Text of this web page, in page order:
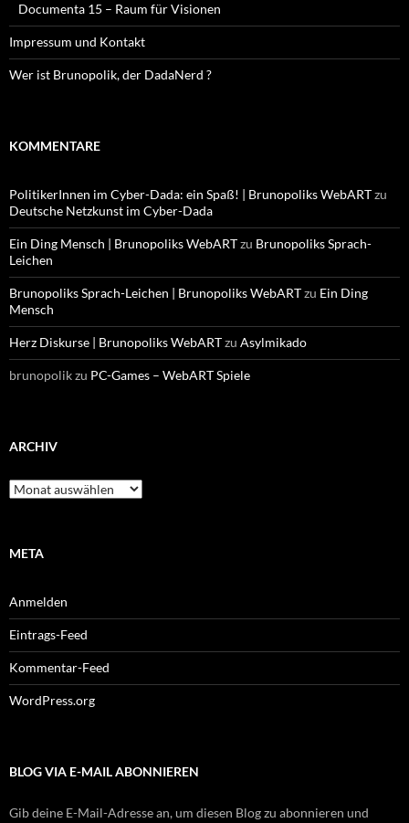
Documenta 15 – Raum für Visionen
Impressum und Kontakt
Wer ist Brunopolik, der DadaNerd ?
KOMMENTARE
PolitikerInnen im Cyber-Dada: ein Spaß! | Brunopoliks WebARTzu
Deutsche Netzkunst im Cyber-Dada
Ein Ding Mensch | Brunopoliks WebARTzu Brunopoliks Sprach-
Leichen
Brunopoliks Sprach-Leichen | Brunopoliks WebARTzu Ein Ding
Mensch
Herz Diskurse | Brunopoliks WebARTzu Asylmikado
brunopolikzu PC-Games – WebART Spiele
ARCHIV
Archiv
META
Anmelden
Eintrags-Feed
Kommentar-Feed
WordPress.org
BLOG VIA E-MAIL ABONNIEREN
Gib deine E-Mail-Adresse an, um diesen Blog zu abonnieren und